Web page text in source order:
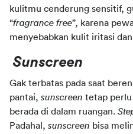
kulitmu cenderung sensitif,
“fragrance free”, karena
menyebabkan kulit iritasi
Sunscreen
Gak terbatas pada saat
pantai, sunscreen tetap perlu
berada di dalam ruangan.
Padahal, sunscreen bisa